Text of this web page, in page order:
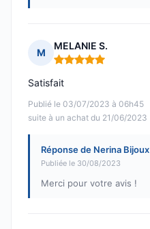
M
MELANIE S.
Note : 5 sur 5
Publié le 03/07/2023 à 06h45
suite à un achat du 21/06/2023
Satisfait
Réponse de Nerina Bijoux
Publiée le 30/08/2023
Merci pour votre avis !